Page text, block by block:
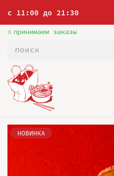
с 11:00 до 21:30
принимаем заказы
НОВИНКА